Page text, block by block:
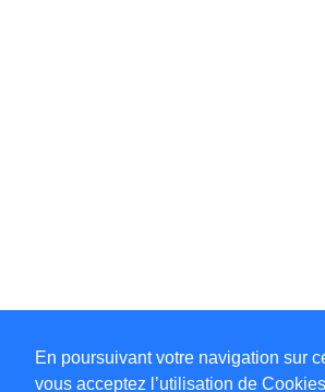
En poursuivant votre navigation sur
vous acceptez l’utilisation de